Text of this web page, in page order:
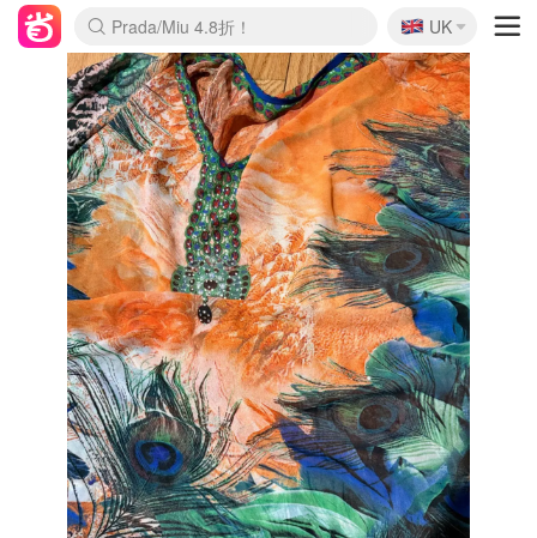
麦卢卡蜂蜜夏促！个位数！
Prada/Miu 4.8折！
啥？必胜客披萨5折！
🇬🇧
UK